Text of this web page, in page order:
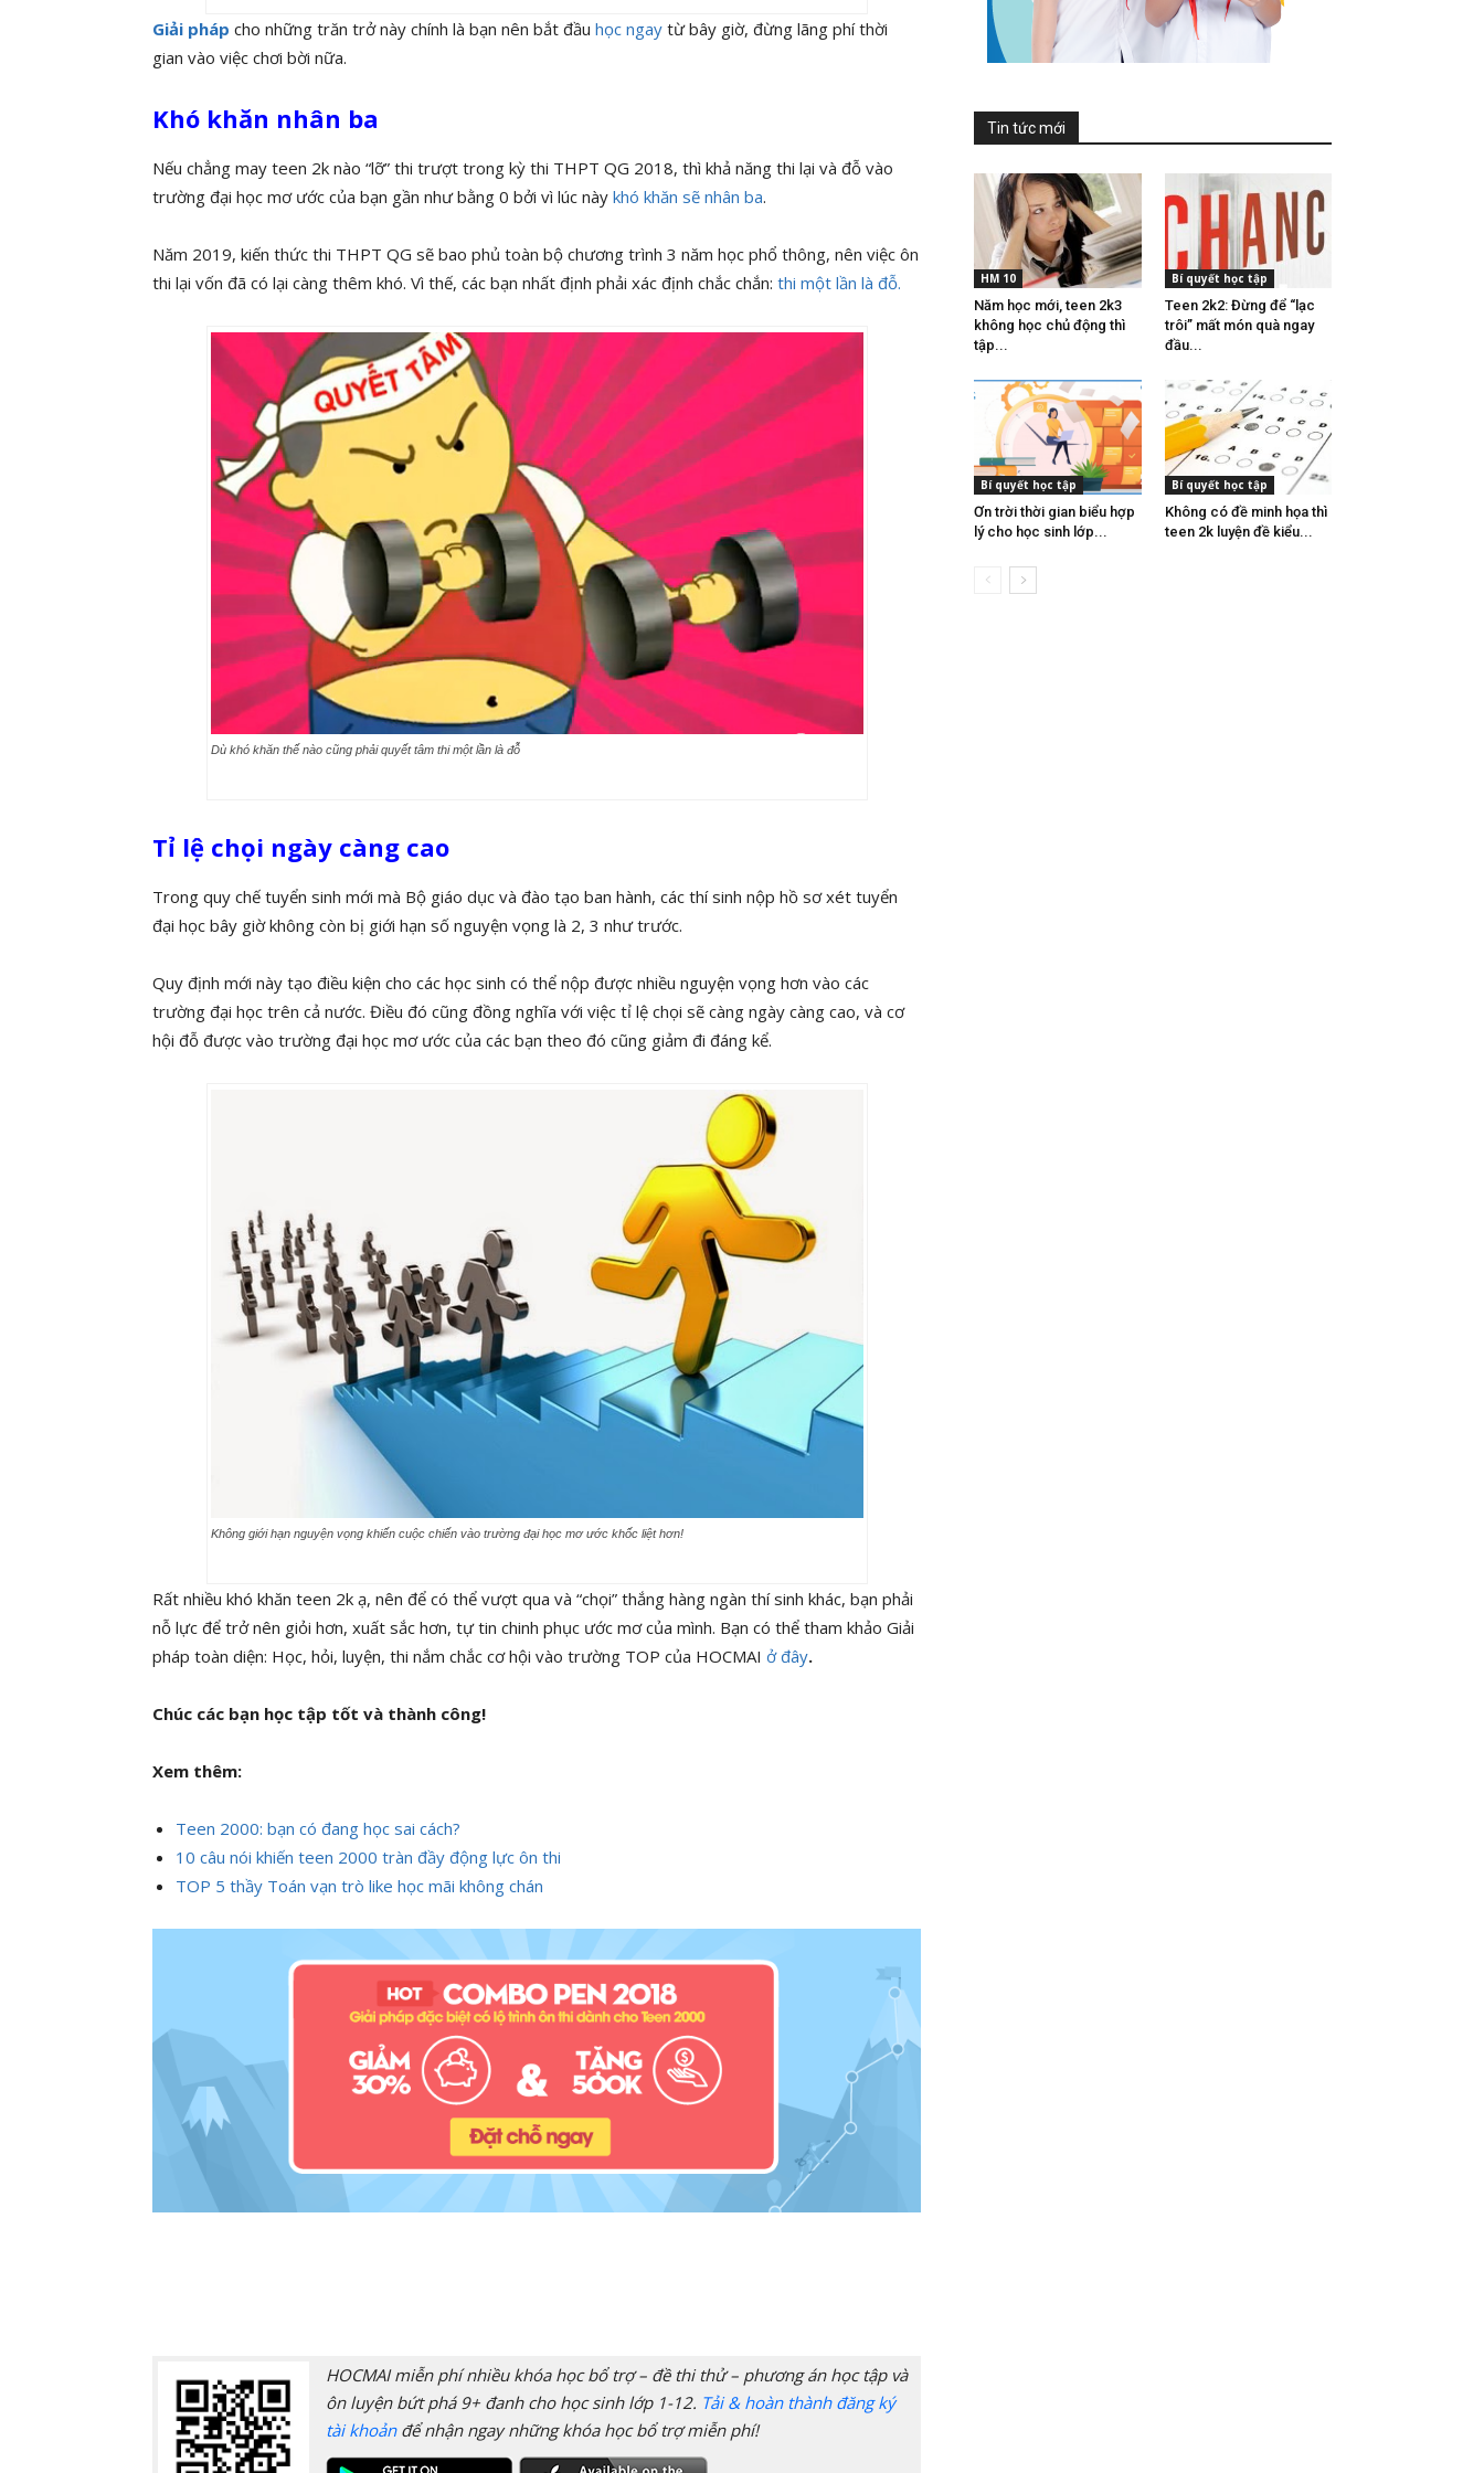
Giải pháp cho những trăn trở này chính là bạn nên bắt đầu học ngay từ bây giờ, đừng lãng phí thời
gian vào việc chơi bời nữa.
Khó khăn nhân ba
Nếu chẳng may teen 2k nào “lỡ” thi trượt trong kỳ thi THPT QG 2018, thì khả năng thi lại và đỗ vào
trường đại học mơ ước của bạn gần như bằng 0 bởi vì lúc này khó khăn sẽ nhân ba.
Năm 2019, kiến thức thi THPT QG sẽ bao phủ toàn bộ chương trình 3 năm học phổ thông, nên việc ôn
thi lại vốn đã có lại càng thêm khó. Vì thế, các bạn nhất định phải xác định chắc chắn: thi một lần là đỗ.
Dù khó khăn thế nào cũng phải quyết tâm thi một lần là đỗ
Tỉ lệ chọi ngày càng cao
Trong quy chế tuyển sinh mới mà Bộ giáo dục và đào tạo ban hành, các thí sinh nộp hồ sơ xét tuyển
đại học bây giờ không còn bị giới hạn số nguyện vọng là 2, 3 như trước.
Quy định mới này tạo điều kiện cho các học sinh có thể nộp được nhiều nguyện vọng hơn vào các
trường đại học trên cả nước. Điều đó cũng đồng nghĩa với việc tỉ lệ chọi sẽ càng ngày càng cao, và cơ
hội đỗ được vào trường đại học mơ ước của các bạn theo đó cũng giảm đi đáng kể.
Không giới hạn nguyện vọng khiến cuộc chiến vào trường đại học mơ ước khốc liệt hơn!
Rất nhiều khó khăn teen 2k ạ, nên để có thể vượt qua và “chọi” thắng hàng ngàn thí sinh khác, bạn phải
nỗ lực để trở nên giỏi hơn, xuất sắc hơn, tự tin chinh phục ước mơ của mình. Bạn có thể tham khảo Giải
pháp toàn diện: Học, hỏi, luyện, thi nắm chắc cơ hội vào trường TOP của HOCMAI ở đây.
Chúc các bạn học tập tốt và thành công!
Xem thêm:
Teen 2000: bạn có đang học sai cách?
10 câu nói khiến teen 2000 tràn đầy động lực ôn thi
TOP 5 thầy Toán vạn trò like học mãi không chán
HOCMAI miễn phí nhiều khóa học bổ trợ – đề thi thử – phương án học tập và
ôn luyện bứt phá 9+ đanh cho học sinh lớp 1-12. Tải & hoàn thành đăng ký
tài khoảnđể nhận ngay những khóa học bổ trợ miễn phí!
Tin tức mới
HM 10
Năm học mới, teen 2k3
không học chủ động thì
tập...
Bí quyết học tập
Teen 2k2: Đừng để “lạc
trôi” mất món quà ngay
đầu...
Bí quyết học tập
Ơn trời thời gian biểu hợp
lý cho học sinh lớp...
Bí quyết học tập
Không có đề minh họa thì
teen 2k luyện đề kiểu...